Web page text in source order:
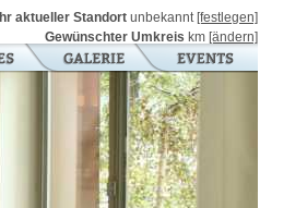
Ihr aktueller Standort unbekannt [festlegen]
Gewünschter Umkreis km [ändern]